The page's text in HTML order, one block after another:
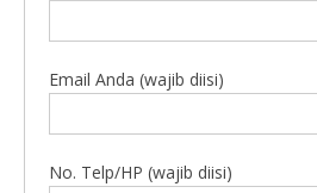
Email Anda (wajib diisi)
No. Telp/HP (wajib diisi)